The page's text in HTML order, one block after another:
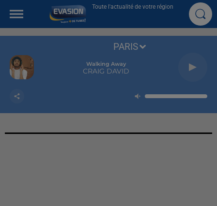
Toute l'actualité de votre région
Walking Away
CRAIG DAVID
PARIS